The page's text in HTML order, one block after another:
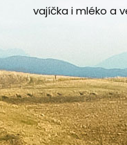
vajíčka i mléko a